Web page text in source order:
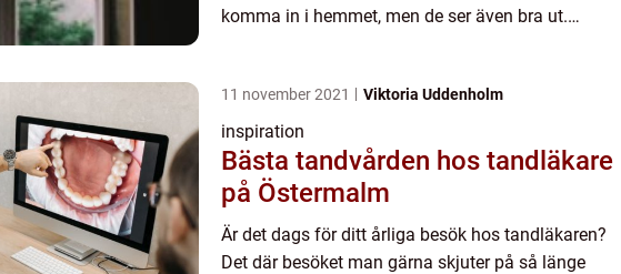
komma in i hemmet, men de ser även bra ut.
11 november 2021 Viktoria Uddenholm
inspiration
Bästa tandvården hos tandläkare
på Östermalm
Är det dags för ditt årliga besök hos tandläkaren?
Det där besöket man gärna skjuter på så länge